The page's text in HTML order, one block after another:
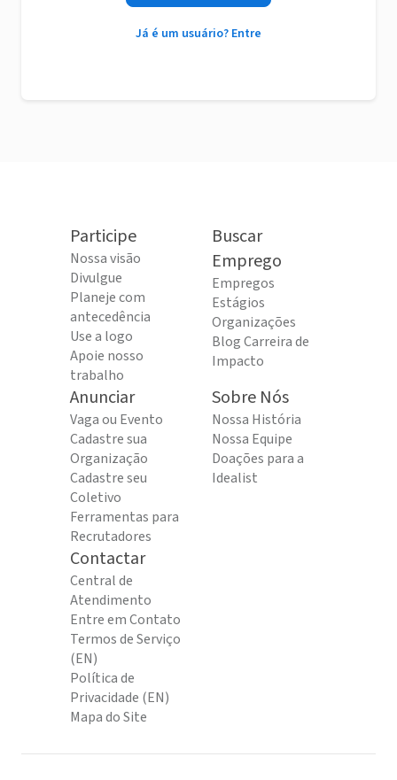
Já é um usuário? Entre
Participe
Nossa visão
Divulgue
Planeje com
antecedência
Use a logo
Apoie nosso
trabalho
Buscar
Emprego
Empregos
Estágios
Organizações
Blog Carreira de
Impacto
Anunciar
Vaga ou Evento
Cadastre sua
Organização
Cadastre seu
Coletivo
Ferramentas para
Recrutadores
Sobre Nós
Nossa História
Nossa Equipe
Doações para a
Idealist
Contactar
Central de
Atendimento
Entre em Contato
Termos de Serviço
(EN)
Política de
Privacidade (EN)
Mapa do Site